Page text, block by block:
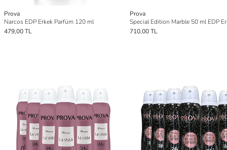
Prova
Narcos EDP Erkek Parfüm 120 ml
479,00 TL
Prova
710,00 TL